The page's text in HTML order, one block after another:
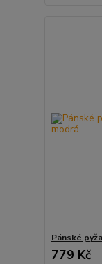
Pánské
779 Kč